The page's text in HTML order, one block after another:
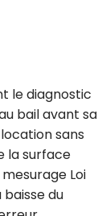
le diagnostic
bail avant sa
sans
la surface
Loi
du